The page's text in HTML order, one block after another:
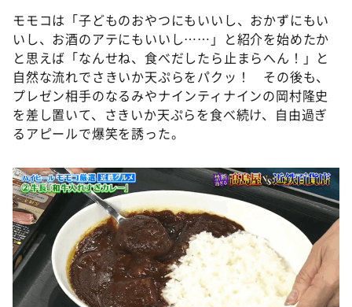
モモコは「子どものおやつにもいいし、おかずにもい
いし、お酒のアテにもいいし……」と紹介を始めたか
と思えば「なんせね、食べだしたら止まらへん！」と
自然な流れでさきいか天ぷらをパクッ！ その後も、
プレゼン相手のなるみやナインティナインの岡村隆史
を差し置いて、さきいか天ぷらを食べ続け、自由過ぎ
るアピールで爆笑を誘った。